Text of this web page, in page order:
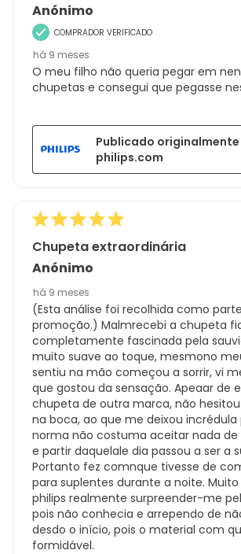
Anónimo
COMPRADOR VERIFICADO
há 9 meses
O meu filho não queria pegar em
chupetas e consegui que pegasse
Publicado originalmente
philips.com
Chupeta extraordinária
Anónimo
há 9 meses
(Esta análise foi recolhida como
promoção.) Malmrecebi a chupeta
completamente fascinada pela
muito suave ao toque, mesmono
sentiu na mão começou a sorrir, vi
que gostou da sensação. Apeaar de
chupeta de outra marca, não
na boca, ao que me deixou incrédula
norma não costuma aceitar nada de
e partir daquelale dia passou a ser a
Portanto fez comnque tivesse de
para suplentes durante a noite.
philips realmente surpreender-me
pois não conhecia e arrependo de
desdo o início, pois o material com
formidável.